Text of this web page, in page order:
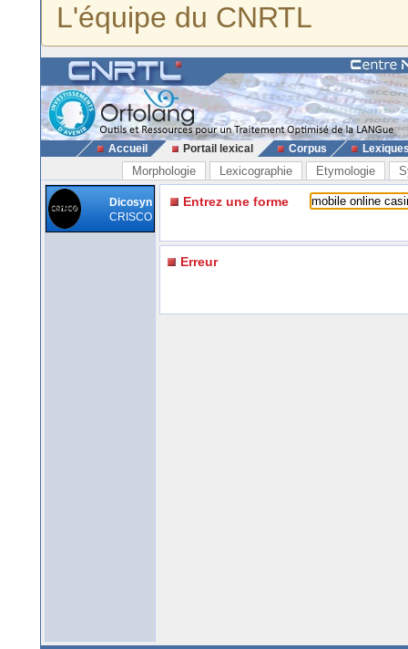
L'équipe du CNRTL
Accueil Portail lexical Corpus
Morphologie Lexicographie Etymologie
Dicosyn
CRISCO
Entrez une forme
Erreur